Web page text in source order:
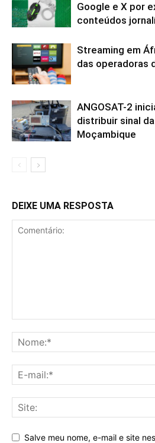
Google e X por
conteúdos
Streaming em
das operadoras
ANGOSAT-2
distribuir sinal
Moçambique
DEIXE UMA RESPOSTA
Salve meu nome, e-mail e site